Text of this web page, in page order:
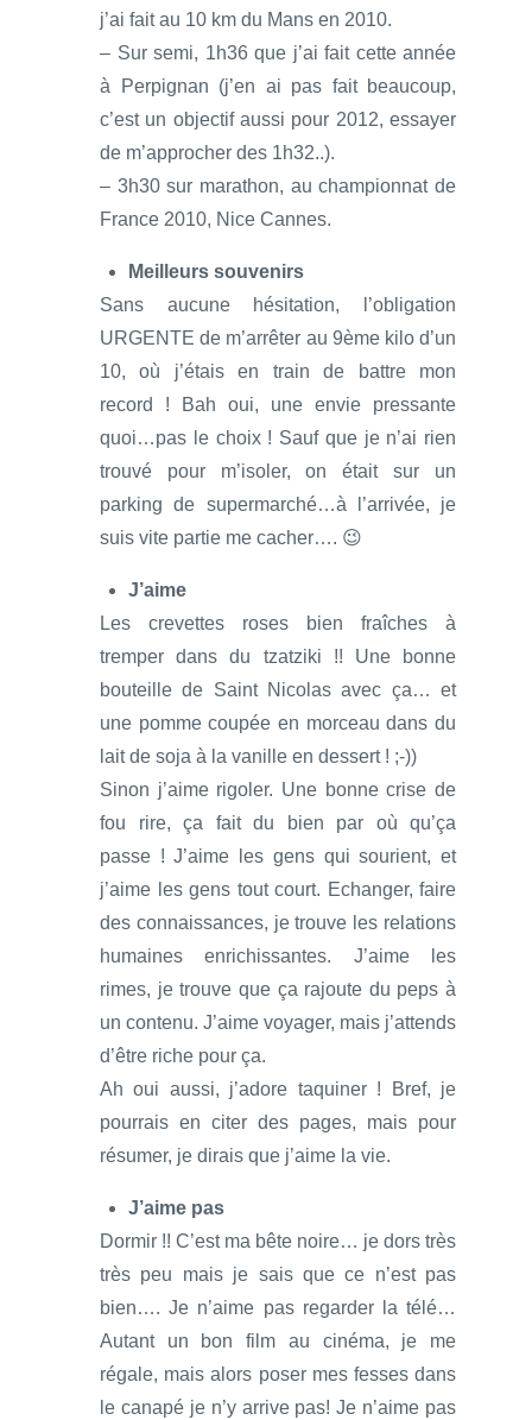
j’ai fait au 10 km du Mans en 2010.
– Sur semi, 1h36 que j’ai fait cette année
à Perpignan (j’en ai pas fait beaucoup,
c’est un objectif aussi pour 2012, essayer
de m’approcher des 1h32..).
– 3h30 sur marathon, au championnat de
France 2010, Nice Cannes.
Meilleurs souvenirs
Sans aucune hésitation, l’obligation
URGENTE de m’arrêter au 9ème kilo d’un
10, où j’étais en train de battre mon
record ! Bah oui, une envie pressante
quoi…pas le choix ! Sauf que je n’ai rien
trouvé pour m’isoler, on était sur un
parking de supermarché…à l’arrivée, je
suis vite partie me cacher…. 😉
J’aime
Les crevettes roses bien fraîches à
tremper dans du tzatziki !! Une bonne
bouteille de Saint Nicolas avec ça… et
une pomme coupée en morceau dans du
lait de soja à la vanille en dessert ! ;-))
Sinon j’aime rigoler. Une bonne crise de
fou rire, ça fait du bien par où qu’ça
passe ! J’aime les gens qui sourient, et
j’aime les gens tout court. Echanger, faire
des connaissances, je trouve les relations
humaines enrichissantes. J’aime les
rimes, je trouve que ça rajoute du peps à
un contenu. J’aime voyager, mais j’attends
d’être riche pour ça.
Ah oui aussi, j’adore taquiner ! Bref, je
pourrais en citer des pages, mais pour
résumer, je dirais que j’aime la vie.
J’aime pas
Dormir !! C’est ma bête noire… je dors très
très peu mais je sais que ce n’est pas
bien…. Je n’aime pas regarder la télé…
Autant un bon film au cinéma, je me
régale, mais alors poser mes fesses dans
le canapé je n’y arrive pas! Je n’aime pas